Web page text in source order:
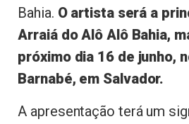
Bahia. O artista será a
Arraiá do Alô Alô Bahia,
próximo dia 16 de junho,
Barnabé, em Salvador.
A apresentação terá um